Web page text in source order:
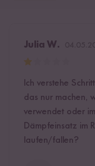
Julia W.
Ich verstehe
das nur machen,
verwendet oder
Dämpfeinsatz im
laufen/fallen?